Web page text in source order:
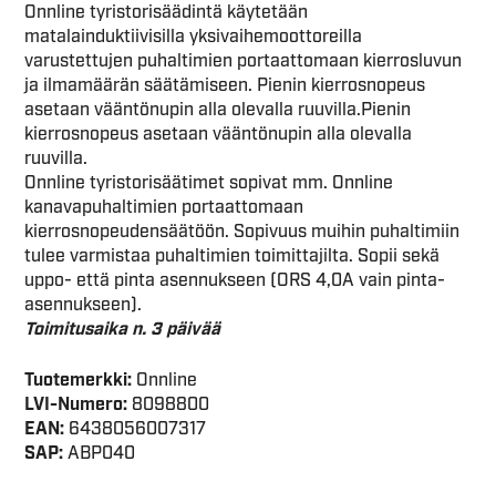
Onnline tyristorisäädintä käytetään
matalainduktiivisilla yksivaihemoottoreilla
varustettujen puhaltimien portaattomaan kierrosluvun
ja ilmamäärän säätämiseen. Pienin kierrosnopeus
asetaan vääntönupin alla olevalla ruuvilla.Pienin
kierrosnopeus asetaan vääntönupin alla olevalla
ruuvilla.
Onnline tyristorisäätimet sopivat mm. Onnline
kanavapuhaltimien portaattomaan
kierrosnopeudensäätöön. Sopivuus muihin puhaltimiin
tulee varmistaa puhaltimien toimittajilta. Sopii sekä
uppo- että pinta asennukseen (ORS 4,0A vain pinta-
asennukseen).
Toimitusaika n. 3 päivää
Tuotemerkki: Onnline
LVI-Numero: 8098800
EAN: 6438056007317
SAP:ABP040